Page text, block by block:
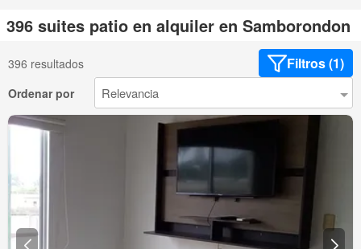
396 suites patio en alquiler en Samborondon
396 resultados Filtros (1)
Ordenar por